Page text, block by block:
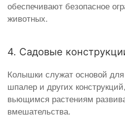
обеспечивают безопасное
животных.
4. Садовые
Колышки служат основой
шпалер и других
вьющимся растениям
вмешательства.